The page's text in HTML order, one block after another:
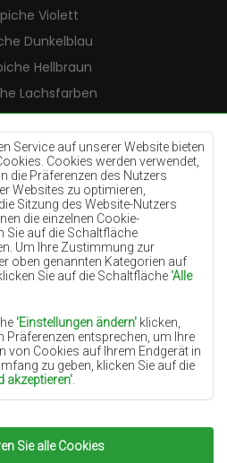
Service auf unserer Website bieten
Cookies werden verwendet,
die Präferenzen des Nutzers
Websites zu optimieren,
Sitzung des Website-Nutzers
die einzelnen Cookie-
Sie auf die Schaltfläche
Um Ihre Zustimmung zur
oben genannten Kategorien auf
Sie auf die Schaltfläche 'Alle
'Einstellungen ändern' klicken,
Präferenzen entsprechen, um Ihre
von Cookies auf Ihrem Endgerät in
zu geben, klicken Sie auf die
akzeptieren'
das berechtigte Interesse des
oder Dritter in Form der
Dienste auf unserer
Sie alle Cookies
Violett
Dunkelblau
Hellbraun
Lachsfarben
Cremefarben
Lilac
Gelb
Pfefferminz
Blau
Orange
Rosa
Terrakotte
Grün
Golden
Chemex.Alle Rechte